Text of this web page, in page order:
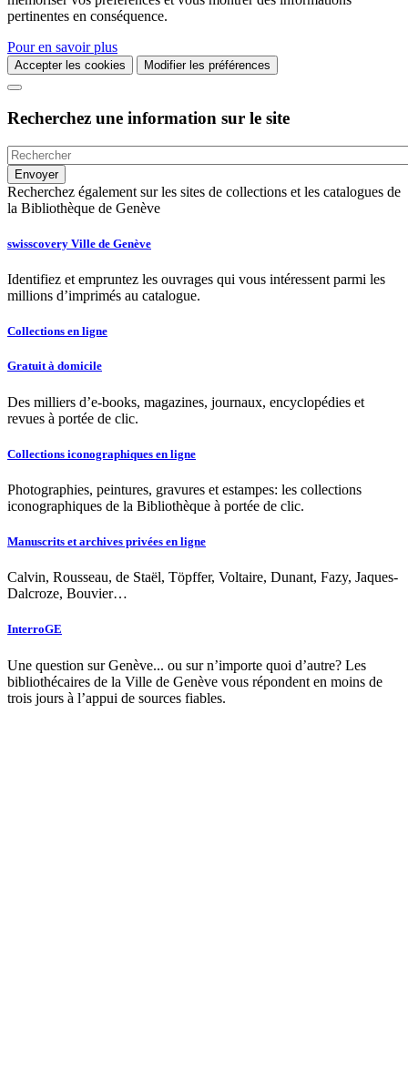
pertinentes en conséquence.
Pour en savoir plus
Accepter les cookies Modifier les préférences
Recherchez une information sur le site
Recherchez également sur les sites de collections et les catalogues de
la Bibliothèque de Genève
swisscovery Ville de Genève
Identifiez et empruntez les ouvrages qui vous intéressent parmi les
millions d’imprimés au catalogue.
Collections en ligne
Gratuit à domicile
Des milliers d’e-books, magazines, journaux, encyclopédies et
revues à portée de clic.
Collections iconographiques en ligne
Photographies, peintures, gravures et estampes: les collections
iconographiques de la Bibliothèque à portée de clic.
Manuscrits et archives privées en ligne
Calvin, Rousseau, de Staël, Töpffer, Voltaire, Dunant, Fazy, Jaques-
Dalcroze, Bouvier…
InterroGE
Une question sur Genève... ou sur n’importe quoi d’autre? Les
bibliothécaires de la Ville de Genève vous répondent en moins de
trois jours à l’appui de sources fiables.